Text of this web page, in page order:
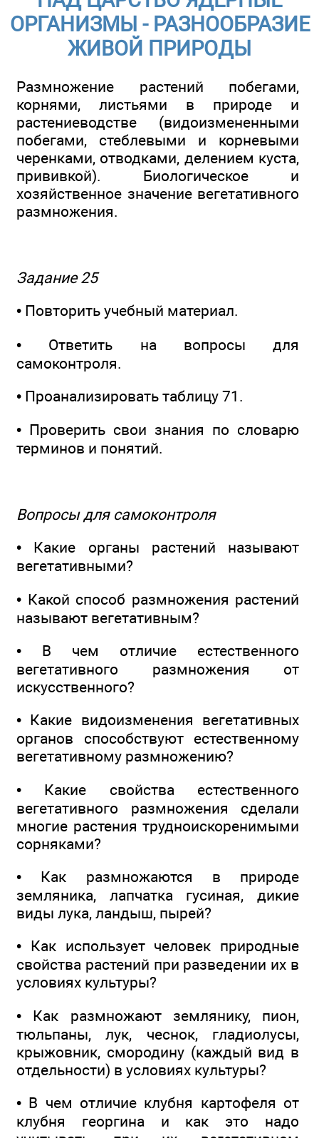
ОРГАНИЗМЫ - РАЗНООБРАЗИЕ
ЖИВОЙ ПРИРОДЫ
Размножение растений побегами,
корнями, листьями в природе и
растениеводстве (видоизмененными
побегами, стеблевыми и корневыми
черенками, отводками, делением куста,
прививкой). Биологическое и
хозяйственное значение вегетативного
размножения.
Задание 25
• Повторить учебный материал.
• Ответить на вопросы для
самоконтроля.
• Проанализировать таблицу 71.
• Проверить свои знания по словарю
терминов и понятий.
Вопросы для самоконтроля
• Какие органы растений называют
вегетативными?
• Какой способ размножения растений
называют вегетативным?
• В чем отличие естественного
вегетативного размножения от
искусственного?
• Какие видоизменения вегетативных
органов способствуют естественному
вегетативному размножению?
• Какие свойства естественного
вегетативного размножения сделали
многие растения трудноискоренимыми
сорняками?
• Как размножаются в природе
земляника, лапчатка гусиная, дикие
виды лука, ландыш, пырей?
• Как использует человек природные
свойства растений при разведении их в
условиях культуры?
• Как размножают землянику, пион,
тюльпаны, лук, чеснок, гладиолусы,
крыжовник, смородину (каждый вид в
отдельности) в условиях культуры?
• В чем отличие клубня картофеля от
клубня георгина и как это надо